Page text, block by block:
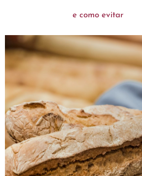
e como evitar